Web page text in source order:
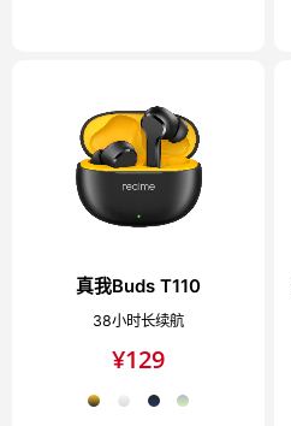
真我Buds T110
38小时长续航
¥129